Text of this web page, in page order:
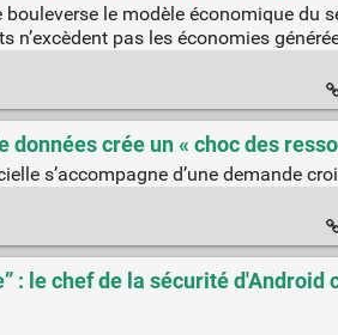
le modèle économique du
n’excèdent pas les économies
crée un « choc des
s’accompagne d’une demande
: le chef de la sécurité d'Android